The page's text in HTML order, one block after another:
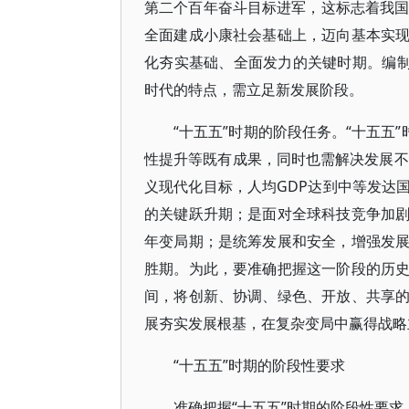
第二个百年奋斗目标进军，这标志着我
全面建成小康社会基础上，迈向基本实
化夯实基础、全面发力的关键时期。编
时代的特点，需立足新发展阶段。
“十五五”时期的阶段任务。“十五五
性提升等既有成果，同时也需解决发展
义现代化目标，人均GDP达到中等发达
的关键跃升期；是面对全球科技竞争加
年变局期；是统筹发展和安全，增强发
胜期。为此，要准确把握这一阶段的历
间，将创新、协调、绿色、开放、共享
展夯实发展根基，在复杂变局中赢得战
“十五五”时期的阶段性要求